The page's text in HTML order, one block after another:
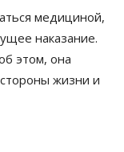
медициной,
наказание.
этом, она
жизни и